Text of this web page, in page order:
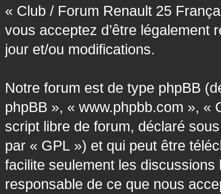
« Club / Forum Renault 25
vous acceptez d’être légalement
jour et/ou modifications.
Notre forum est de type phpBB
phpBB », « www.phpbb.com », «
script libre de forum, déclaré
par « GPL ») et qui peut être
facilite seulement les
responsable de ce que nous